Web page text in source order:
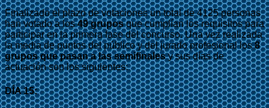
Finalizado el plazo de votaciones un total de 4125 personas
han votado a los49 gruposque cumplían los requisitos para
participar en la primera fase del concurso. Una vez realizada
la media de puntos del público y del jurado profesional los8
grupos que pasan a las semifinalesy sus días de
actuación son los siguientes:
DÍA 15: